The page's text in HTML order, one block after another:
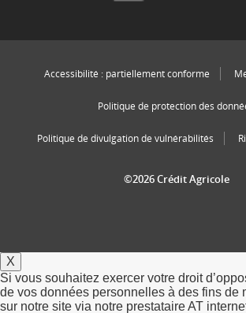
Accessibilité : partiellement conforme
Politique de protection des
Politique de divulgation de vulnérabilités
©2026 Crédit Agricole
X
Si vous souhaitez exercer votre droit
de vos données personnelles à des fins de
sur notre site via notre prestataire AT